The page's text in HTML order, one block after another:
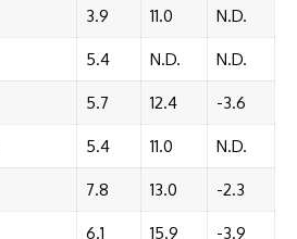
3.9 11.0 N.D.
5.4 N.D. N.D.
5.7 12.4 -3.6
5.4 11.0 N.D.
7.8 13.0 -2.3
6.1 15.9 -3.9